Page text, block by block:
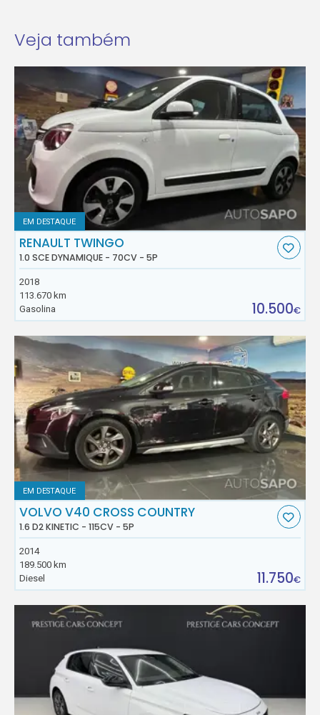
Veja também
EM DESTAQUE
RENAULT TWINGO
1.0 SCE DYNAMIQUE - 70CV - 5P
2018
113.670 km
Gasolina
10.500€
EM DESTAQUE
VOLVO V40 CROSS COUNTRY
1.6 D2 KINETIC - 115CV - 5P
2014
189.500 km
Diesel
11.750€